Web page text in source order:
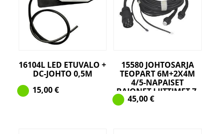
16104L LED ETUVALO +
DC-JOHTO 0,5M
15,00€
15580 JOHTOSARJA
TEOPART 6M+2X4M
4/5-NAPAISET
BAJONET LIITTIMET 7-
NAPAINEN TÖPSELI
45,00€